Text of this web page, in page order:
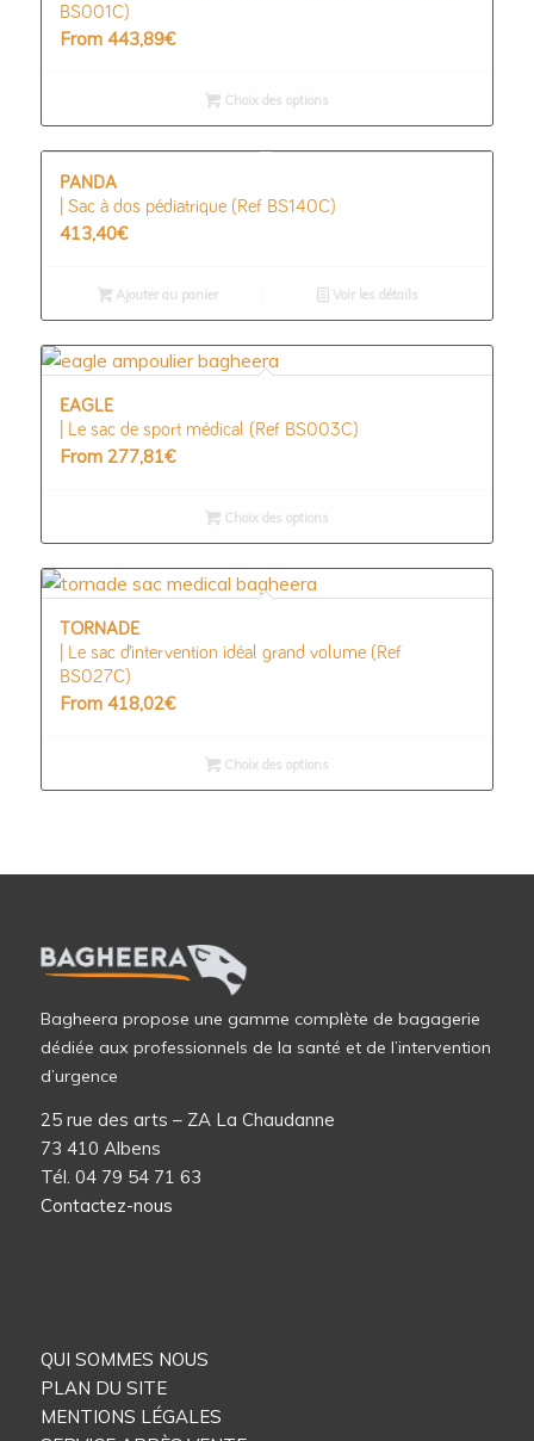
BS001C)
From 443,89€
Choix des options
PANDA
| Sac à dos pédiatrique (Ref BS140C)
413,40€
Ajouter au panier Voir les détails
EAGLE
| Le sac de sport médical (Ref BS003C)
From 277,81€
Choix des options
TORNADE
| Le sac d’intervention idéal grand volume (Ref
BS027C)
From 418,02€
Choix des options
Bagheera propose une gamme complète de bagagerie
dédiée aux professionnels de la santé et de l’intervention
d’urgence
25 rue des arts – ZA La Chaudanne
73 410 Albens
Tél. 04 79 54 71 63
Contactez-nous
QUI SOMMES NOUS
PLAN DU SITE
MENTIONS LÉGALES